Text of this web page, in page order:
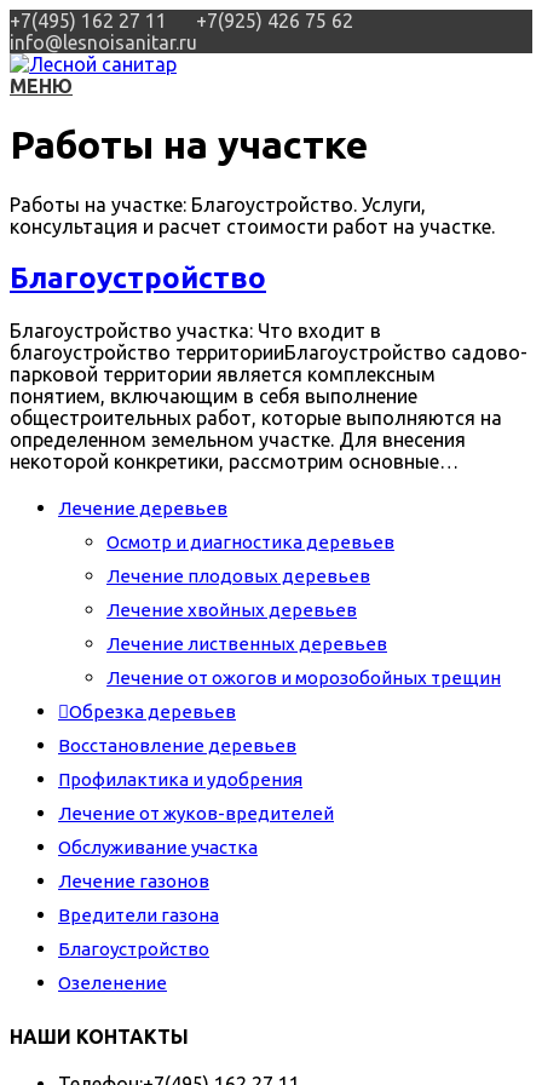
+7(495) 162 27 11 +7(925) 426 75 62
info@lesnoisanitar.ru
МЕНЮ
Работы на участке
Работы на участке: Благоустройство. Услуги,
консультация и расчет стоимости работ на участке.
Благоустройство
Благоустройство участка: Что входит в
благоустройство территорииБлагоустройство садово-
парковой территории является комплексным
понятием, включающим в себя выполнение
общестроительных работ, которые выполняются на
определенном земельном участке. Для внесения
некоторой конкретики, рассмотрим основные…
Лечение деревьев
Осмотр и диагностика деревьев
Лечение плодовых деревьев
Лечение хвойных деревьев
Лечение лиственных деревьев
Лечение от ожогов и морозобойных трещин
Обрезка деревьев
Восстановление деревьев
Профилактика и удобрения
Лечение от жуков-вредителей
Обслуживание участка
Лечение газонов
Вредители газона
Благоустройство
Озеленение
НАШИ КОНТАКТЫ